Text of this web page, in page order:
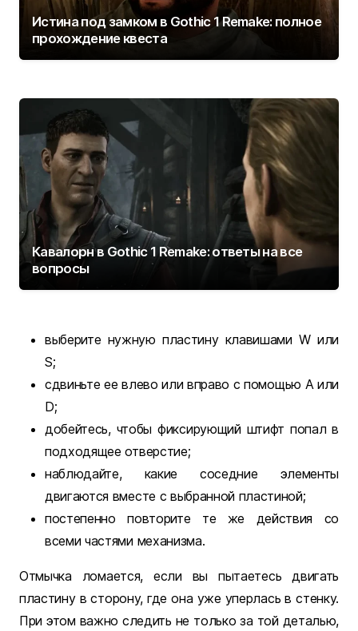
Истина под замком в Gothic 1 Remake: полное
прохождение квеста
Кавалорн в Gothic 1 Remake: ответы на все
вопросы
выберите нужную пластину клавишами W или
S;
сдвиньте ее влево или вправо с помощью A или
D;
добейтесь, чтобы фиксирующий штифт попал в
подходящее отверстие;
наблюдайте, какие соседние элементы
двигаются вместе с выбранной пластиной;
постепенно повторите те же действия со
всеми частями механизма.
Отмычка ломается, если вы пытаетесь двигать
пластину в сторону, где она уже уперлась в стенку.
При этом важно следить не только за той деталью,